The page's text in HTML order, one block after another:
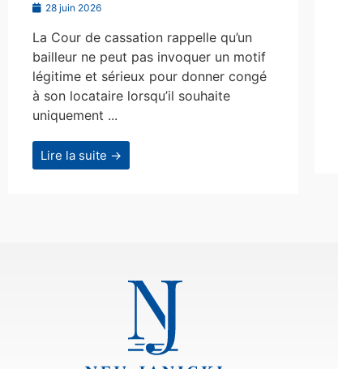
28 juin 2026
La Cour de cassation rappelle qu’un
bailleur ne peut pas invoquer un motif
légitime et sérieux pour donner congé
à son locataire lorsqu’il souhaite
uniquement ...
Lire la suite →